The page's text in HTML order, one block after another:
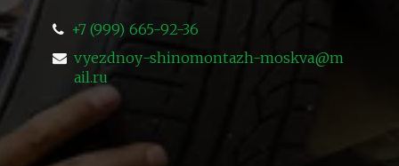
+7 (999) 665-92-36
vyezdnoy-shinomontazh-moskva@m
ail.ru